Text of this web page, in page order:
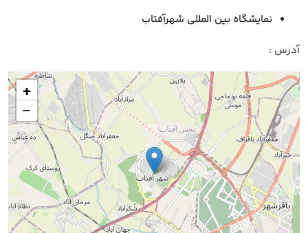
نمایشگاه بین المللی شهرآفتاب
آدرس :
+
−